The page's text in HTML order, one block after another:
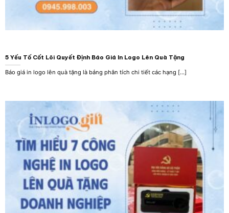
5 Yếu Tố Cốt Lõi Quyết Định Báo Giá In Logo Lên Quà Tặng
Báo giá in logo lên quà tặng là bảng phân tích chi tiết các hạng [...]